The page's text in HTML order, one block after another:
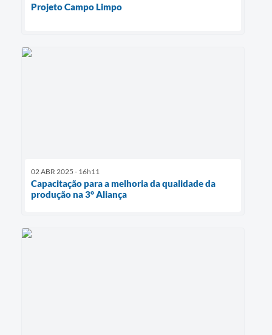
Projeto Campo Limpo
02 ABR 2025 - 16h11
Capacitação para a melhoria da qualidade da
produção na 3° Aliança